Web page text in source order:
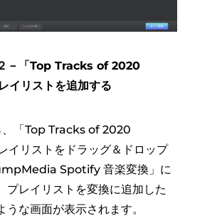
－「Top Tracks of 2020
イリストを追加する
「Top Tracks of 2020
イリストをドラッグ＆ドロップ
Spotify 音楽変換」に
プレイリストを変換に追加した
うな画面が表示されます。